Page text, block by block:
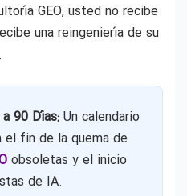
GEO, usted no recibe
una reingeniería de su
90 Días:Un calendario
fin de la quema de
obsoletas y el inicio
de IA.